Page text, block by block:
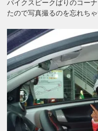
パイクスピークばりのコー
たので写真撮るのを忘れち